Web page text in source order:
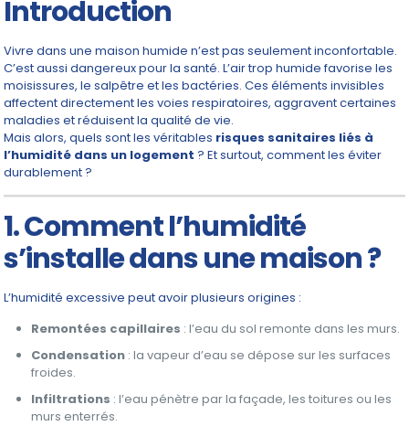
Introduction
Vivre dans une maison humide n’est pas seulement inconfortable.
C’est aussi dangereux pour la santé. L’air trop humide favorise les
moisissures, le salpêtre et les bactéries. Ces éléments invisibles
affectent directement les voies respiratoires, aggravent certaines
maladies et réduisent la qualité de vie.
Mais alors, quels sont les véritables risques sanitaires liés à
l’humidité dans un logement ? Et surtout, comment les éviter
durablement ?
1. Comment l’humidité
s’installe dans une maison ?
L’humidité excessive peut avoir plusieurs origines :
Remontées capillaires : l’eau du sol remonte dans les murs.
Condensation : la vapeur d’eau se dépose sur les surfaces
froides.
Infiltrations : l’eau pénètre par la façade, les toitures ou les
murs enterrés.